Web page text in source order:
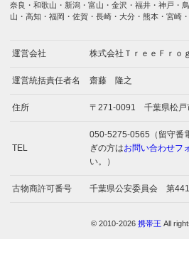
奈良・和歌山・新潟・富山・金沢・福井・神戸・
山・高知・福岡・佐賀・長崎・大分・熊本・宮崎
運営会社 株式会社ＴｒｅｅＦｒｏｇ
運営統括責任者名 齋藤 隆之
住所 〒271-0091 千葉県松
TEL
050-5275-0565（留守番
ぎの方はお問い合わせフ
い。）
古物商許可番号 千葉県公安委員会 第
© 2010-2026 携帯王 All